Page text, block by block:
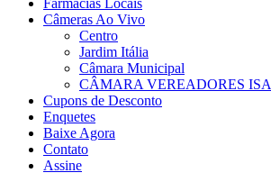
Farmácias Locais
Câmeras Ao Vivo
Centro
Jardim Itália
Câmara Municipal
CÂMARA VEREADORES ISA
Cupons de Desconto
Enquetes
Baixe Agora
Contato
Assine